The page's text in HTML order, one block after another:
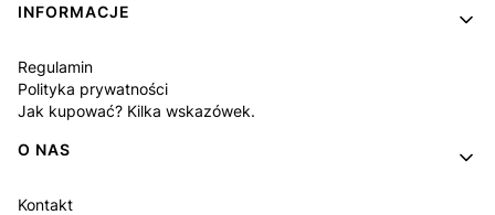
INFORMACJE
Regulamin
Polityka prywatności
Jak kupować? Kilka wskazówek.
O NAS
Kontakt